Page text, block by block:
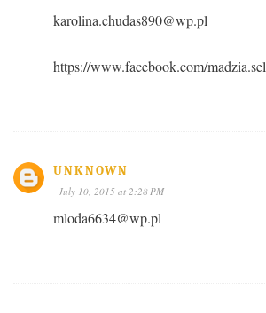
karolina.chudas890@wp.pl
https://www.facebook.com/madzia.sel
UNKNOWN
July 10, 2015 at 2:28 PM
mloda6634@wp.pl